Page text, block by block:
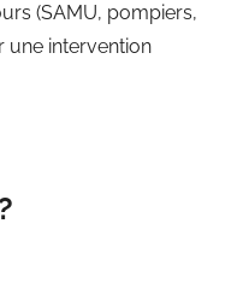
(SAMU, pompiers,
une intervention